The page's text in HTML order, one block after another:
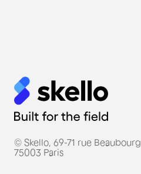
© Skello, 69-71 rue Beaubourg,
75003 Paris